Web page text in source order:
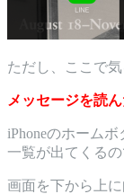
ただし、ここで
メッセージを読
iPhoneのホーム
一覧が出てくるの
画面を下から上